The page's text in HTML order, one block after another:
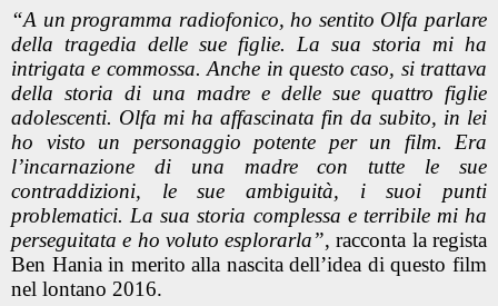
“A un programma radiofonico, ho sentito Olfa parlare
della tragedia delle sue figlie. La sua storia mi ha
intrigata e commossa. Anche in questo caso, si trattava
della storia di una madre e delle sue quattro figlie
adolescenti. Olfa mi ha affascinata fin da subito, in lei
ho visto un personaggio potente per un film. Era
l’incarnazione di una madre con tutte le sue
contraddizioni, le sue ambiguità, i suoi punti
problematici. La sua storia complessa e terribile mi ha
perseguitata e ho voluto esplorarla”, racconta la regista
Ben Hania in merito alla nascita dell’idea di questo film
nel lontano 2016.